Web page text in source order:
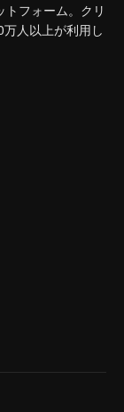
フォーム。クリ
人以上が利用し